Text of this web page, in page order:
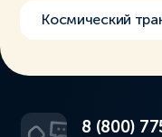
Космический
8 (800)